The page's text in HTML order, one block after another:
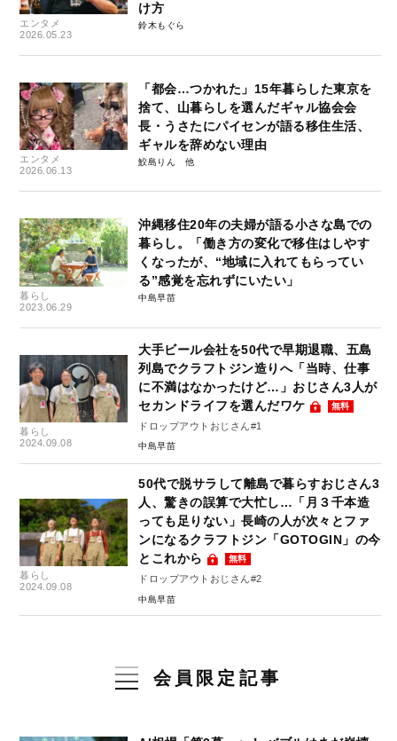
エンタメ
2026.05.23
け方
鈴木もぐら
エンタメ
2026.06.13
「都会…つかれた」15年暮らした東京を
捨て、山暮らしを選んだギャル協会会
長・うさたにパイセンが語る移住生活、
ギャルを辞めない理由
鮫島りん
暮らし
2023.06.29
沖縄移住20年の夫婦が語る小さな島での
暮らし。「働き方の変化で移住はしやす
くなったが、“地域に入れてもらってい
る”感覚を忘れずにいたい」
中島早苗
暮らし
2024.09.08
大手ビール会社を50代で早期退職、五島
列島でクラフトジン造りへ「当時、仕事
に不満はなかったけど…」おじさん3人が
セカンドライフを選んだワケ
無料
ドロップアウトおじさん#1
中島早苗
暮らし
2024.09.08
50代で脱サラして離島で暮らすおじさん3
人、驚きの誤算で大忙し…「月３千本造
っても足りない」長崎の人が次々とファ
ンになるクラフトジン「GOTOGIN」の今
とこれから
無料
ドロップアウトおじさん#2
中島早苗
会員限定記事